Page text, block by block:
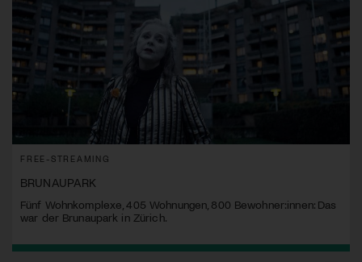
FREE-STREAMING
BRUNAUPARK
Fünf Wohnkomplexe, 405 Wohnungen, 800 Bewohner:innen: Das
war der Brunaupark in Zürich.